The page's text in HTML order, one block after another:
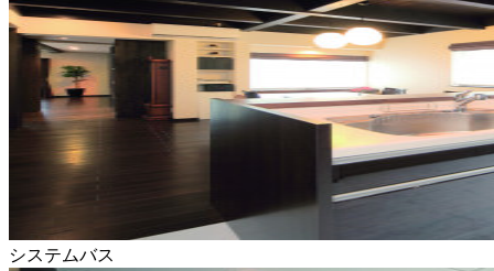
システムバス